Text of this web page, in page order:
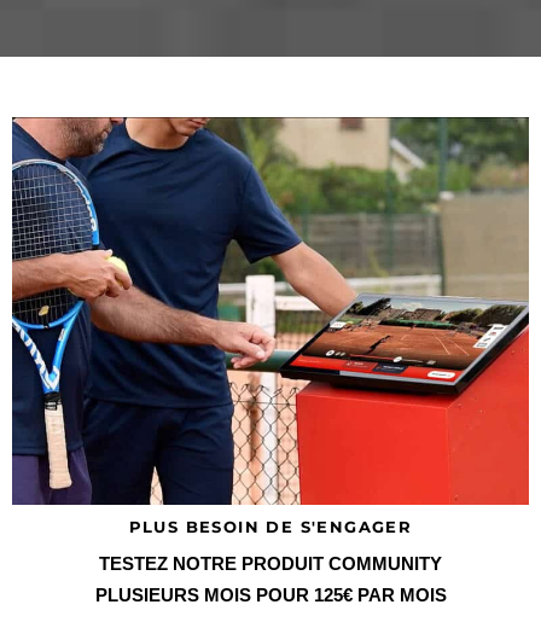
PLUS BESOIN DE S'ENGAGER
TESTEZ NOTRE PRODUIT COMMUNITY
PLUSIEURS MOIS POUR 125€ PAR MOIS